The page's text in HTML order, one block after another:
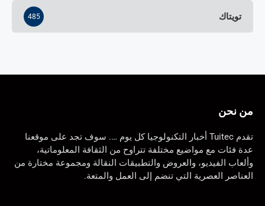
تويتاك 485
من نحن
تقدم Tuitec أخبار التكنولوجيا كل يوم …. سوف تجد على موقعنا
عدة فئات مع مواضيع مختلفة تتراوح من الثقافة المعلوماتية،
وألعاب الفيديو، والعروض والتطبيقات النقالة ومجموعة مختارة من
العناصر العصرية التي تنضم إلى العمل والمتعة.